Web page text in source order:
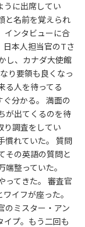
うに出席してい
と名前を覚えられ
インタビューに合
日本人担当官のTさ
し、カナダ大使館
り要領も良くなっ
る人を待ってる
ぐ分かる。 満面の
が出てくるのを待
り調査をしてい
慣れていた。 質問
その英語の質問と
整っていた。
ってきた。 審査官
イフが座った。
のミスター・アン
イプ。もう二回も